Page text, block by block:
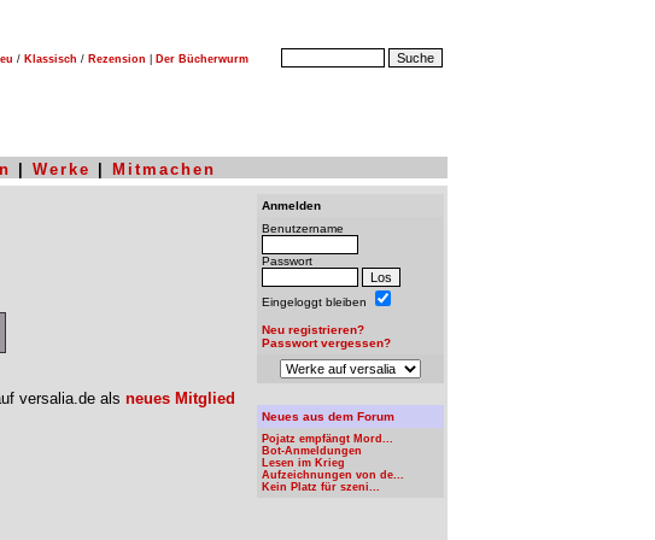
/ Klassisch / Rezension Der Bücherwurm
Werke Mitmachen
versalia.de als neues Mitglied
Anmelden
Benutzername
Passwort
Eingeloggt bleiben
Neu registrieren?
Passwort vergessen?
Neues aus dem Forum
Pojatz empfängt Mord...
Bot-Anmeldungen
Lesen im Krieg
Aufzeichnungen von de...
Kein Platz für szeni...